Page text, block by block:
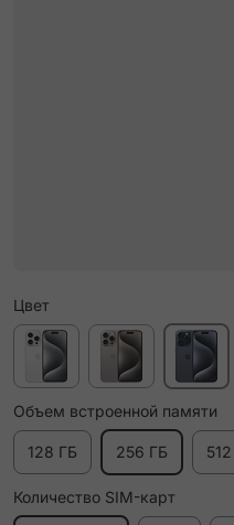
Цвет
Объем встроенной памяти
128 ГБ 256 ГБ
Количество SIM-карт